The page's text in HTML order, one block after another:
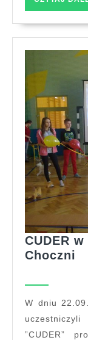
CUDER
Choczni
nr
W dniu 22.09.2015r. uczniowie klas I-III gimnazjum
”CUDER”